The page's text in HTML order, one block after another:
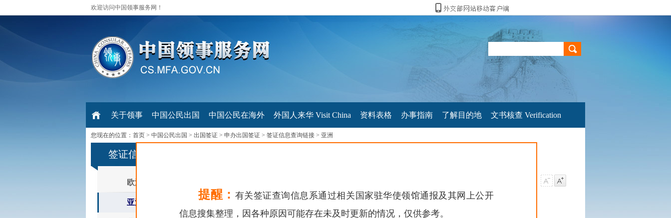
欢迎访问中国领事服务网！
关于领事 中国公民出国 中国公民在海外 外国人来华 Visit China 资料表格 办事指南 了解目的地 文书核查 Verification
您现在的位置： 首页 > 中国公民出国 > 出国签证 > 申办出国签证 > 签证信息查询链接 > 亚洲
签证信息查询链接
欧洲
亚洲
驻华使馆
提醒： 有关签证查询信息系通过相关国家驻华使领馆通报及其网上公开
信息搜集整理，因各种原因可能存在未及时更新的情况，仅供参考。